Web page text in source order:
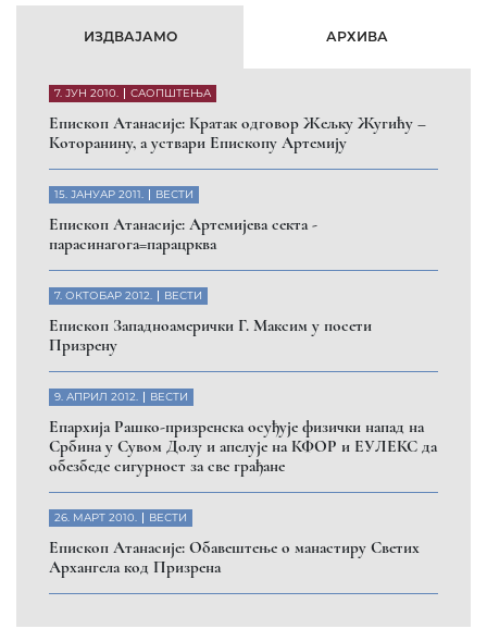
ИЗДВАЈАМО АРХИВА
7. ЈУН 2010. САОПШТЕЊА
Eпископ Атанасије: Кратак одговор Жељку Жугићу –
Которанину, а уствари Епископу Артемију
15. ЈАНУАР 2011. ВЕСТИ
Eпископ Атанасије: Артемијева секта -
парасинагога=парацрква
7. ОКТОБАР 2012. ВЕСТИ
Eпископ Западноамерички Г. Максим у посети
Призрену
9. АПРИЛ 2012. ВЕСТИ
Eпархија Рашко-призренска осуђује физички напад на
Србина у Сувом Долу и апелује на КФОР и ЕУЛЕКС да
обезбеде сигурност за све грађане
26. МАРТ 2010. ВЕСТИ
Eпископ Атанасије: Обавештење о манастиру Светих
Архангела код Призрена